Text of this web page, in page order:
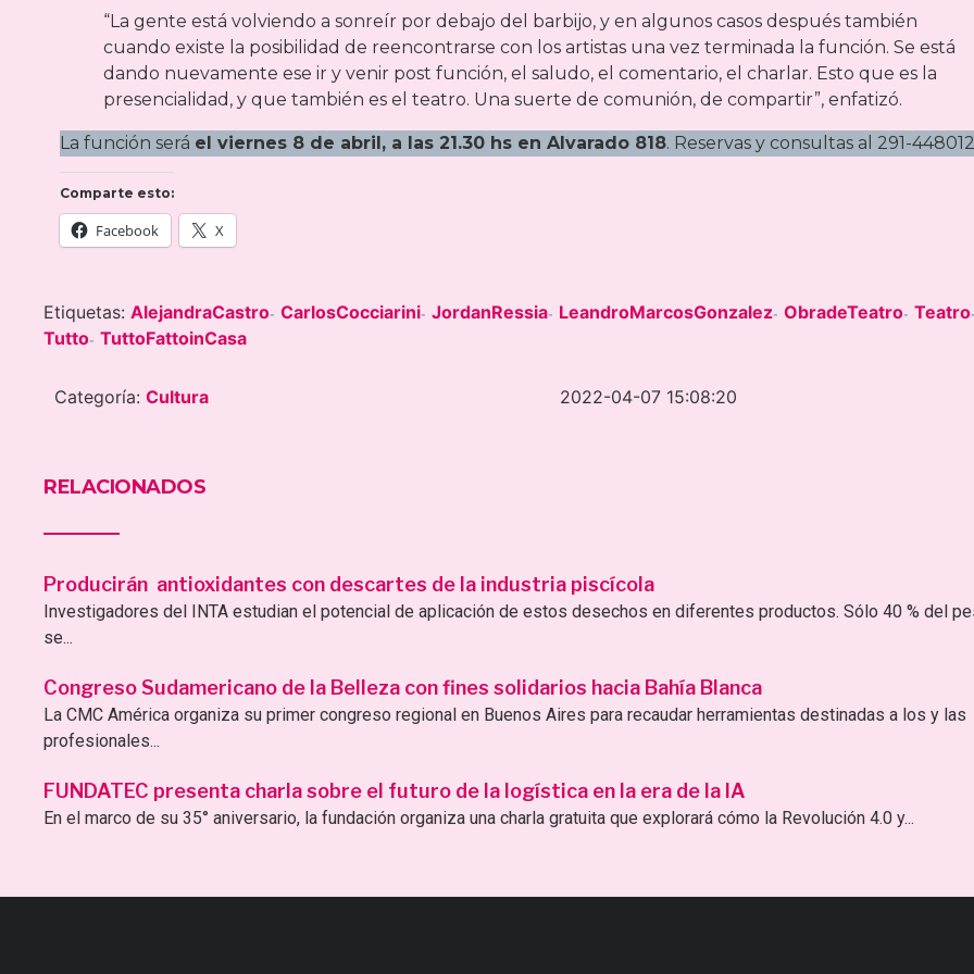
“La gente está volviendo a sonreír por debajo del barbijo, y en algunos casos después también
cuando existe la posibilidad de reencontrarse con los artistas una vez terminada la función. Se está
dando nuevamente ese ir y venir post función, el saludo, el comentario, el charlar. Esto que es la
presencialidad, y que también es el teatro. Una suerte de comunión, de compartir”, enfatizó.
La función será el viernes 8 de abril, a las 21.30 hs en Alvarado 818. Reservas y consultas al 291-
Comparte esto:
Facebook X
Etiquetas: AlejandraCastro- CarlosCocciarini- JordanRessia- LeandroMarcosGonzalez- ObradeTeatro- Teatro
Tutto- TuttoFattoinCasa
Categoría: Cultura 2022-04-07 15:08:20
RELACIONADOS
Producirán antioxidantes con descartes de la industria piscícola
Investigadores del INTA estudian el potencial de aplicación de estos desechos en diferentes productos. Sólo 40 % del
se...
Congreso Sudamericano de la Belleza con fines solidarios hacia Bahía Blanca
La CMC América organiza su primer congreso regional en Buenos Aires para recaudar herramientas destinadas a los y las
profesionales...
FUNDATEC presenta charla sobre el futuro de la logística en la era de la IA
En el marco de su 35° aniversario, la fundación organiza una charla gratuita que explorará cómo la Revolución 4.0 y...